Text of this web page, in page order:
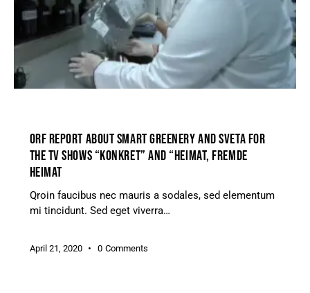
ORF REPORT ABOUT SMART GREENERY AND SVETA FOR
THE TV SHOWS “KONKRET” AND “HEIMAT, FREMDE
HEIMAT
Qroin faucibus nec mauris a sodales, sed elementum
mi tincidunt. Sed eget viverra…
April 21, 2020 0 Comments